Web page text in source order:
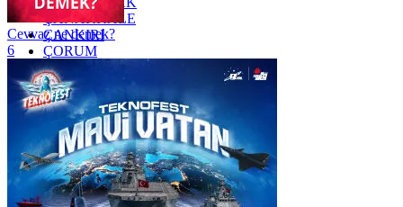
ÇANAKKALE
ÇANKIRI
ÇORUM
İSTANBUL
İZMİR
ŞANLIURFA
ŞIRNAK
Cevvaz ne demek?
6